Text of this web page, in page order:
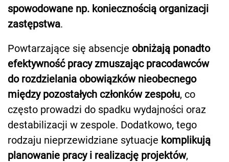
spowodowane np. koniecznością organizacji
zastępstwa.
Powtarzające się absencje obniżają ponadto
efektywność pracy zmuszając pracodawców
do rozdzielania obowiązków nieobecnego
między pozostałych członków zespołu, co
często prowadzi do spadku wydajności oraz
destabilizacji w zespole. Dodatkowo, tego
rodzaju nieprzewidziane sytuacje komplikują
planowanie pracy i realizację projektów,